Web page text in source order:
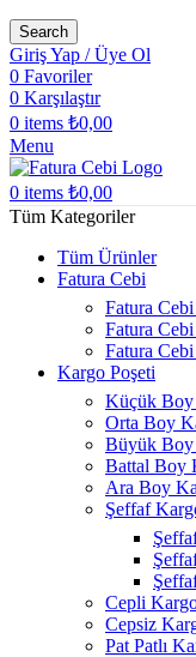
Search
Giriş Yap / Üye Ol
0 Favoriler
0 Karşılaştır
0 items ₺0,00
Menu
0 items ₺0,00
Tüm Kategoriler
Tüm Ürünler
Fatura Cebi
Fatura
Fatura
Fatura
Kargo Poşeti
Küçük Boy
Orta Boy
Büyük Boy
Battal Boy
Ara Boy
Şeffaf
Cepli
Cepsiz
Pat Patlı